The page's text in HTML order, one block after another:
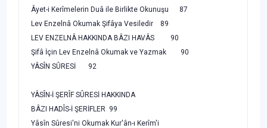
Âyet-i Kerîmelerin Duâ ile Birlikte Okunuşu 87
Lev Enzelnâ Okumak Şifâya Vesiledir 89
LEV ENZELNÂ HAKKINDA BÂZI HAVÂS 90
Şifâ İçin Lev Enzelnâ Okumak ve Yazmak 90
YÂSÎN SÛRESİ 92
YÂSÎN-İ ŞERÎF SÛRESİ HAKKINDA
BÂZI HADÎS-İ ŞERİFLER 99
Yâsîn Sûresi'ni Okumak Kur'ân-ı Kerîm'i